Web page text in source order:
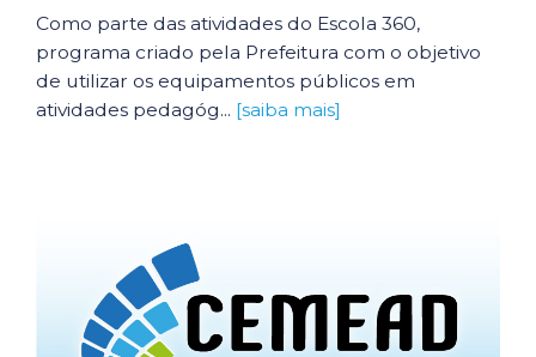
Como parte das atividades do Escola 360,
programa criado pela Prefeitura com o objetivo
de utilizar os equipamentos públicos em
atividades pedagóg... [saiba mais]